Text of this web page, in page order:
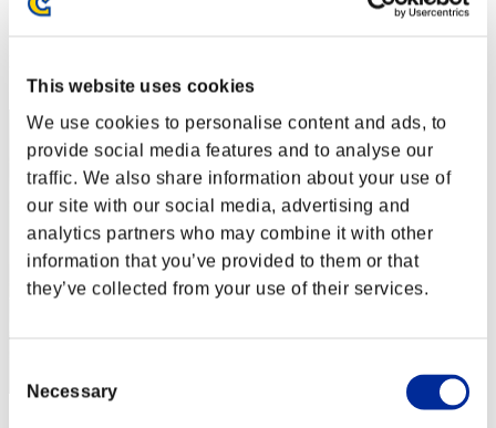
This website uses cookies
We use cookies to personalise content and ads, to
provide social media features and to analyse our
traffic. We also share information about your use of
our site with our social media, advertising and
analytics partners who may combine it with other
information that you’ve provided to them or that
they’ve collected from your use of their services.
Selection
Necessary
スコア: -
2